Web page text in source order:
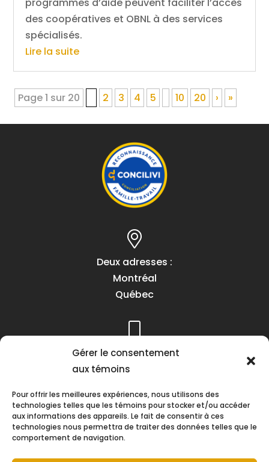
Gérer le consentement
aux témoins
Pour offrir les meilleures expériences, nous utilisons des
technologies telles que les témoins pour stocker et/ou accéder
aux informations des appareils. Le fait de consentir à ces
technologies nous permettra de traiter des données telles que le
comportement de navigation.
des coopératives et OBNL à des services
spécialisés.
Lire la suite
Page 1 sur 20 2 3 4 5 10 20 › »
Deux adresses :
Montréal
Québec
Téléphone :
(418) 622-1001
Heures d’ouverture :